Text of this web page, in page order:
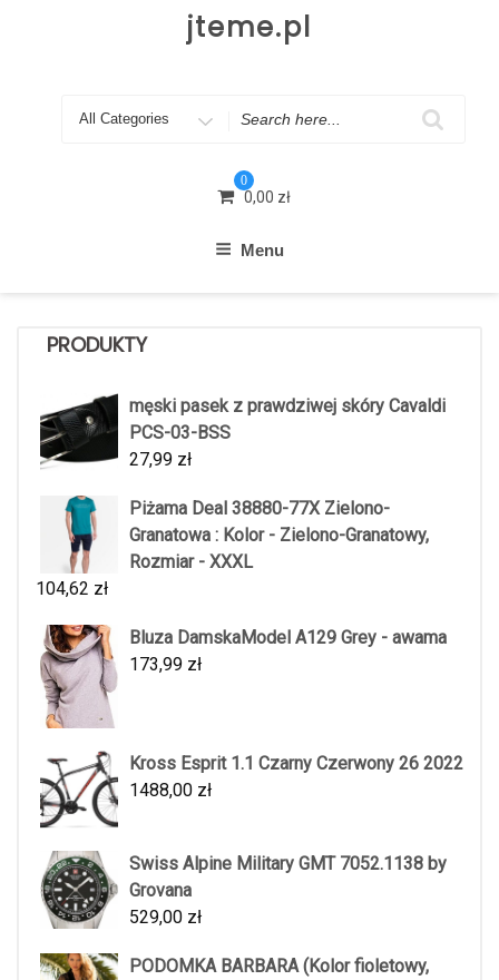
jteme.pl
Search
0
0,00 zł
Menu
PRODUKTY
męski pasek z prawdziwej skóry Cavaldi
PCS-03-BSS
27,99 zł
Piżama Deal 38880-77X Zielono-
Granatowa : Kolor - Zielono-Granatowy,
Rozmiar - XXXL
104,62 zł
Bluza DamskaModel A129 Grey - awama
173,99 zł
Kross Esprit 1.1 Czarny Czerwony 26 2022
1488,00 zł
Swiss Alpine Military GMT 7052.1138 by
Grovana
529,00 zł
PODOMKA BARBARA (Kolor fioletowy,